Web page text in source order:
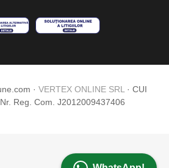
· VERTEX ONLINE SRL · CUI
Reg. Com. J2012009437406